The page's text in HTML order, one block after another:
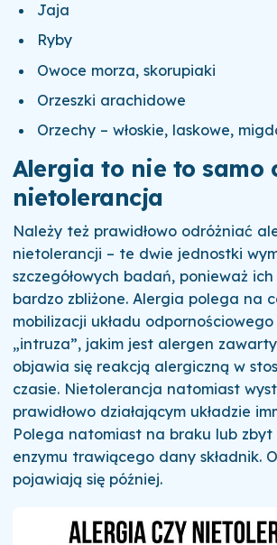
Jaja
Ryby
Owoce morza, skorupiaki
Orzeszki arachidowe
Orzechy – włoskie, laskowe,
Alergia to nie to samo
nietolerancja
Należy też prawidłowo odróżniać
nietolerancji – te dwie jednostki
szczegółowych badań, ponieważ
bardzo zbliżone. Alergia polega na
mobilizacji układu
„intruza”, jakim jest alergen
objawia się reakcją alergiczną w
czasie. Nietolerancja natomiast
prawidłowo działającym układzie
Polega natomiast na braku lub zbyt
enzymu trawiącego dany składnik.
pojawiają się później.